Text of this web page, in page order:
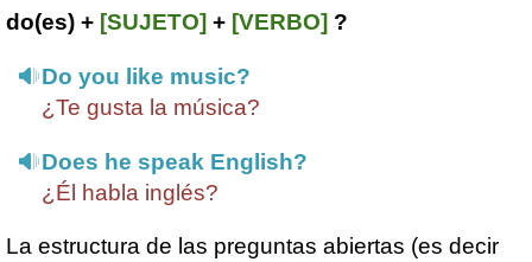
do(es) + [SUJETO] + [VERBO] ?
Do you like music?
¿Te gusta la música?
Does he speak English?
¿Él habla inglés?
La estructura de las preguntas abiertas (es decir